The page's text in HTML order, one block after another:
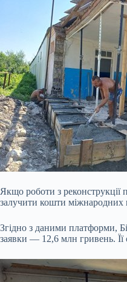
Якщо роботи з
залучити кошти міжнародних
Згідно з даними платформи,
заявки — 12,6 млн гривень.